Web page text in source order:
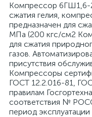
Компрессор 6ГШ1,6-
сжатия гелия,
предназначен для
МПа (200 кгс/см2
для сжатия
газов.
присутствия
Компрессоры
ГОСТ 12.2.016-81,
правилам
соответствия №
период